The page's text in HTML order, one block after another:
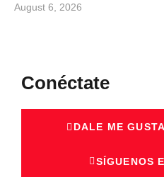
August 6, 2026
Conéctate
DALE ME
SÍGUENOS